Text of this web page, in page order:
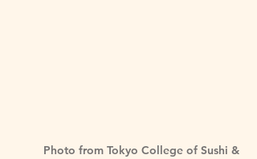
Photo from Tokyo College of Sushi &